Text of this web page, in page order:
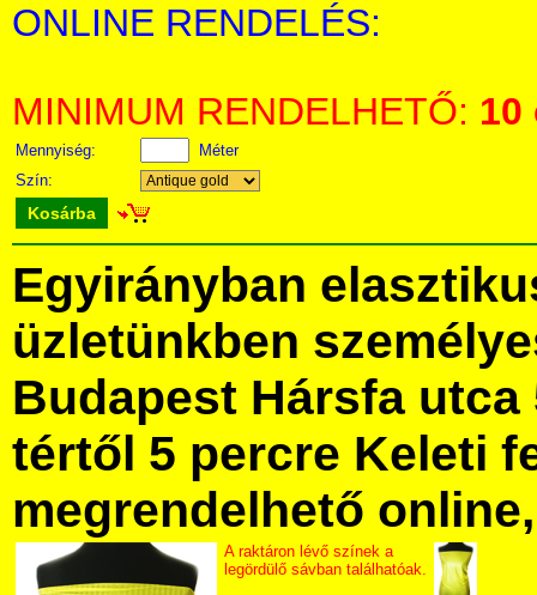
ONLINE RENDELÉS:
MINIMUM RENDELHETŐ: 10
Mennyiség:
Méter
Szín:
Kosárba
Egyirányban
üzletünkben
Budapest Hársfa utca
tértől 5 percre Keleti
megrendelhető
A raktáron lévő színek a
legördülő sávban találhatóak.